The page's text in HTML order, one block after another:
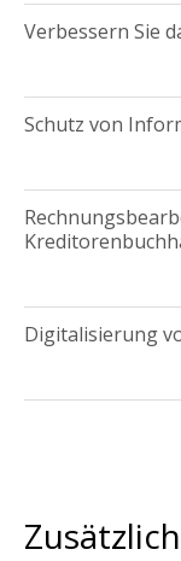
Verbessern Sie
Schutz von
Digitalisierung